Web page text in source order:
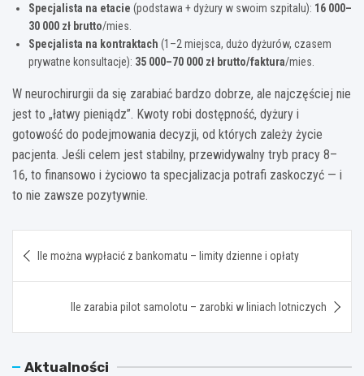
Specjalista na etacie (podstawa + dyżury w swoim szpitalu): 16 000–
30 000 zł brutto/mies.
Specjalista na kontraktach (1–2 miejsca, dużo dyżurów, czasem
prywatne konsultacje): 35 000–70 000 zł brutto/faktura/mies.
W neurochirurgii da się zarabiać bardzo dobrze, ale najczęściej nie
jest to „łatwy pieniądz”. Kwoty robi dostępność, dyżury i
gotowość do podejmowania decyzji, od których zależy życie
pacjenta. Jeśli celem jest stabilny, przewidywalny tryb pracy 8–
16, to finansowo i życiowo ta specjalizacja potrafi zaskoczyć — i
to nie zawsze pozytywnie.
wpisu
Ile można wypłacić z bankomatu – limity dzienne i opłaty
Ile zarabia pilot samolotu – zarobki w liniach lotniczych
Aktualności